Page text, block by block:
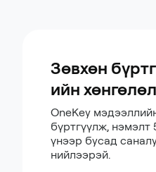
Зөвхөн
ийн
OneKey
бүртгүүлж, нэмэлт
үнээр бусад
нийлээрэй.